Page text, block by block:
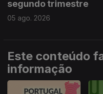
segundo trimestre
05 ago. 2026
Este conteúdo
informação